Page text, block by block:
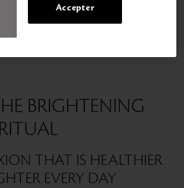
BRIGHTENING
RITUAL
THAT IS HEALTHIER
EVERY DAY
Accepter